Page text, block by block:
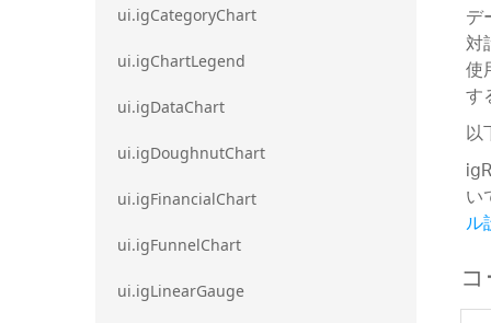
ui.igCategoryChart
ui.igChartLegend
ui.igDataChart
ui.igDoughnutChart
ui.igFinancialChart
ui.igFunnelChart
ui.igLinearGauge
デ
対
使
す
以
ル